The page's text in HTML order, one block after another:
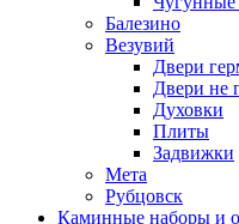
Балезино
Везувий
Двери
Двери не
Духовки
Плиты
Задвижки
Мета
Рубцовск
Каминные наборы и